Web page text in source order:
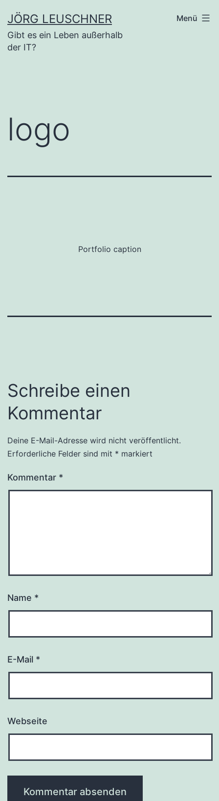
Inhalt
springen
JÖRG LEUSCHNER
Gibt es ein Leben außerhalb
der IT?
Menü
logo
Portfolio caption
Schreibe einen
Kommentar
Deine E-Mail-Adresse wird nicht veröffentlicht.
Erforderliche Felder sind mit * markiert
Kommentar *
Name *
E-Mail *
Webseite